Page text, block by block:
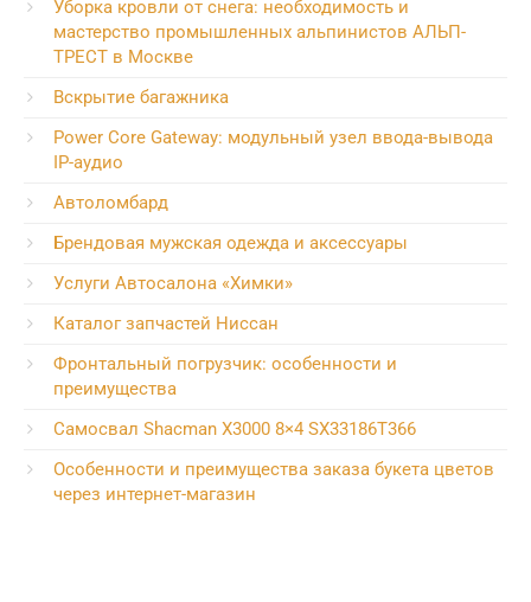
Уборка кровли от снега: необходимость и
мастерство промышленных альпинистов АЛЬП-
ТРЕСТ в Москве
Вскрытие багажника
Power Core Gateway: модульный узел ввода-вывода
IP-аудио
Автоломбард
Брендовая мужская одежда и аксессуары
Услуги Автосалона «Химки»
Каталог запчастей Ниссан
Фронтальный погрузчик: особенности и
преимущества
Самосвал Shacman X3000 8×4 SX33186T366
Особенности и преимущества заказа букета цветов
через интернет-магазин